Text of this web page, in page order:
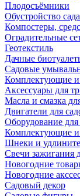
Плодосъёмники
Обустройство сада
Компостеры,
Оградительные
Геотекстиль
Дачные
Садовые
Комплектующие и
Аксессуары для
Масла и смазка
Двигатели для
Оборудование для
Комплектующие и
Шнеки и
Свечи зажигания
Новогодние
Новогодние
Садовый декор